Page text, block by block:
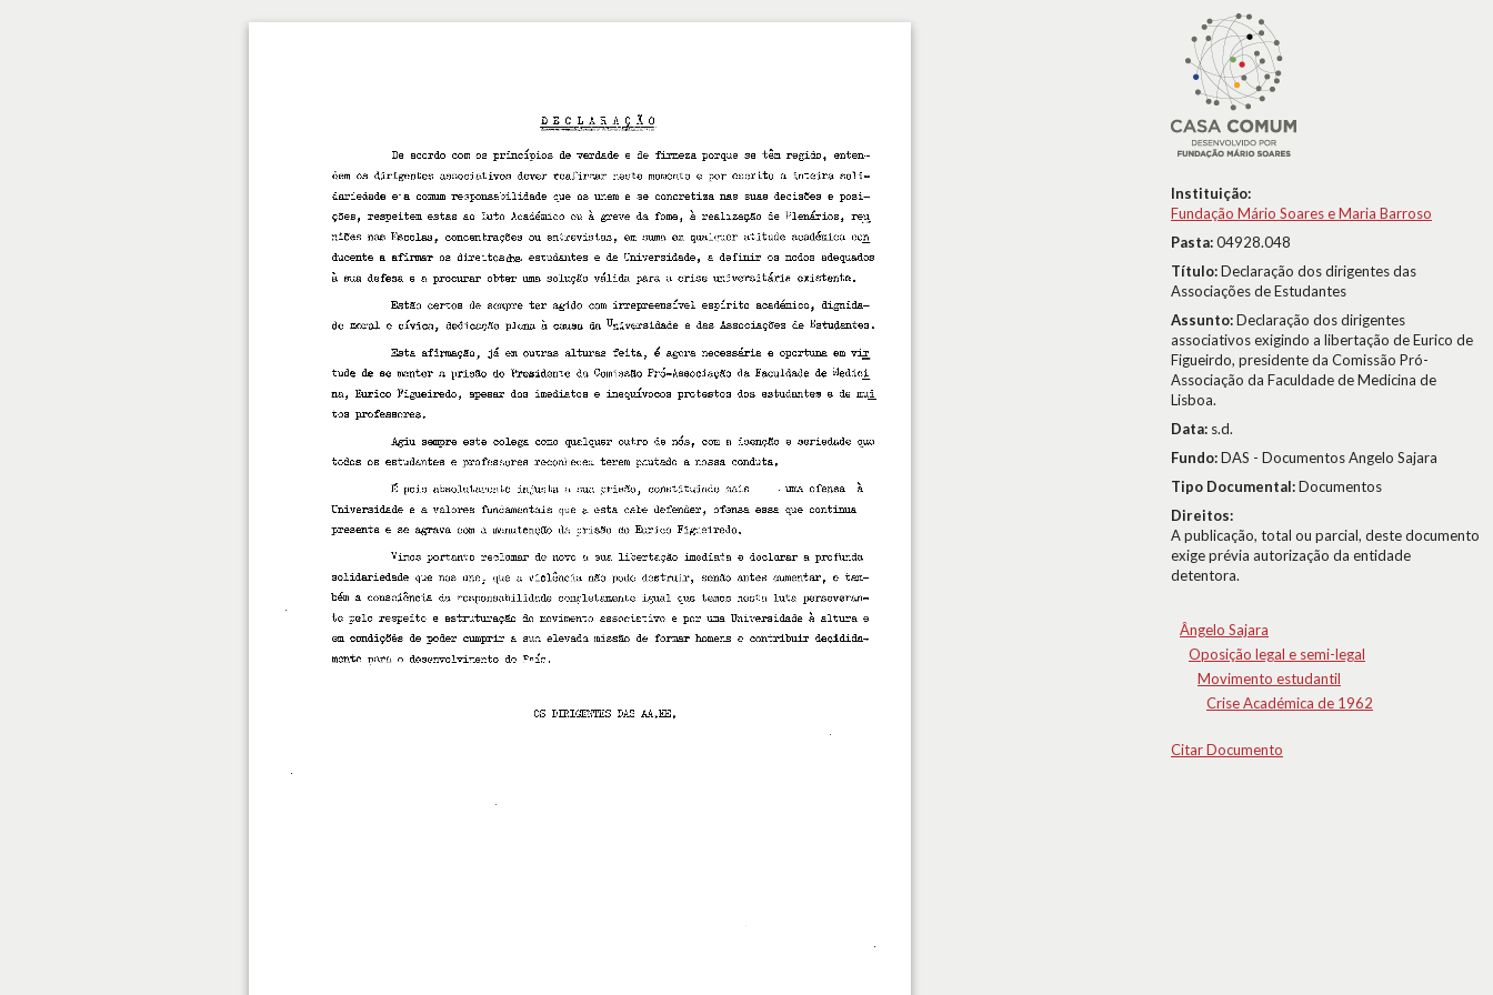
Instituição:
Fundação Mário Soares e Maria Barroso
Pasta:04928.048
Título:Declaração dos dirigentes das
Associações de Estudantes
Assunto:Declaração dos dirigentes
associativos exigindo a libertação de Eurico de
Figueirdo, presidente da Comissão Pró-
Associação da Faculdade de Medicina de
Lisboa.
Data: s.d.
Fundo:DAS - Documentos Angelo Sajara
Tipo Documental:Documentos
Direitos:
A publicação, total ou parcial, deste documento
exige prévia autorização da entidade
detentora.
Ângelo Sajara
Oposição legal e semi-legal
Movimento estudantil
Crise Académica de 1962
Citar Documento